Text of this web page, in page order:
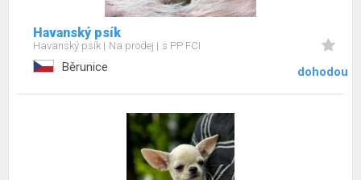
Havanský psík
Havanský psík Na prodej s PP FCI
Běrunice dohodou